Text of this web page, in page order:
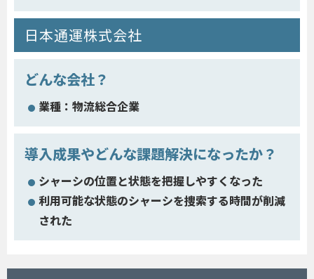
日本通運株式会社
どんな会社？
業種：物流総合企業
導入成果やどんな課題解決になったか？
シャーシの位置と状態を把握しやすくなった
利用可能な状態のシャーシを捜索する時間が削減
された